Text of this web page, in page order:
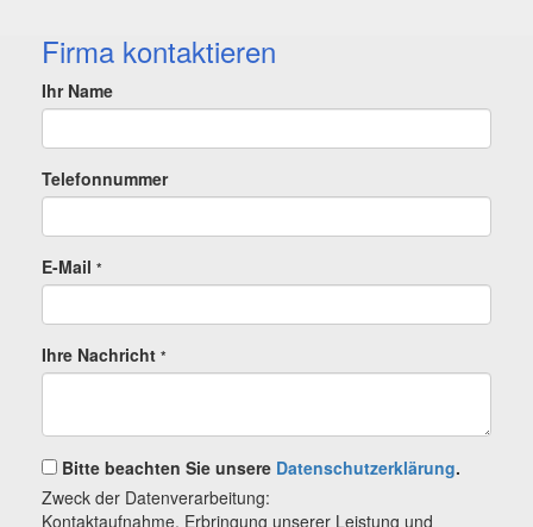
Firma kontaktieren
Ihr Name
Telefonnummer
E-Mail *
Ihre Nachricht *
Bitte beachten Sie unsere Datenschutzerklärung.
Zweck der Datenverarbeitung:
Kontaktaufnahme, Erbringung unserer Leistung und